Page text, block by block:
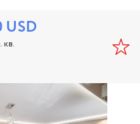
USD
кв.